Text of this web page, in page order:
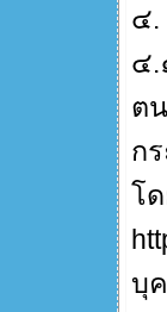
๔.
๔.
ต
ก
โ
บุ